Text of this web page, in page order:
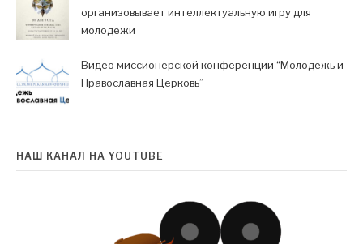
организовывает интеллектуальную игру для
молодежи
Видео миссионерской конференции “Молодежь и
Православная Церковь”
НАШ КАНАЛ НА YOUTUBE